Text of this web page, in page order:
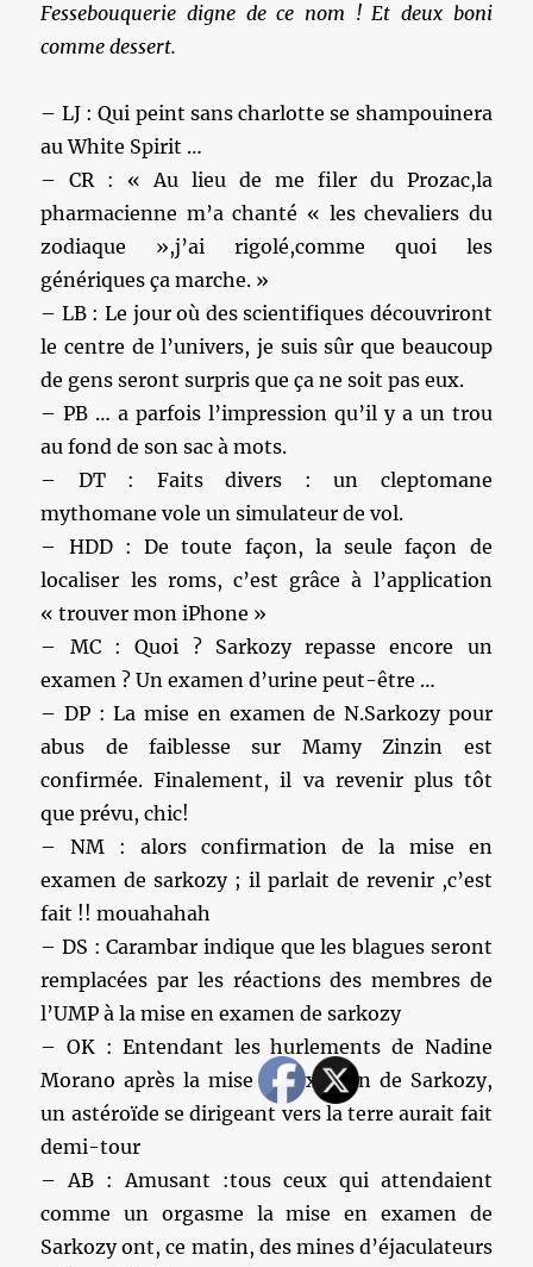
Fessebouquerie digne de ce nom ! Et deux boni
comme dessert.
– LJ : Qui peint sans charlotte se shampouinera
au White Spirit …
– CR : « Au lieu de me filer du Prozac,la
pharmacienne m’a chanté « les chevaliers du
zodiaque »,j’ai rigolé,comme quoi les
génériques ça marche. »
– LB : Le jour où des scientifiques découvriront
le centre de l’univers, je suis sûr que beaucoup
de gens seront surpris que ça ne soit pas eux.
– PB … a parfois l’impression qu’il y a un trou
au fond de son sac à mots.
– DT : Faits divers : un cleptomane
mythomane vole un simulateur de vol.
– HDD : De toute façon, la seule façon de
localiser les roms, c’est grâce à l’application
« trouver mon iPhone »
– MC : Quoi ? Sarkozy repasse encore un
examen ? Un examen d’urine peut-être …
– DP : La mise en examen de N.Sarkozy pour
abus de faiblesse sur Mamy Zinzin est
confirmée. Finalement, il va revenir plus tôt
que prévu, chic!
– NM : alors confirmation de la mise en
examen de sarkozy ; il parlait de revenir ,c’est
fait !! mouahahah
– DS : Carambar indique que les blagues seront
remplacées par les réactions des membres de
l’UMP à la mise en examen de sarkozy
– OK : Entendant les hurlements de Nadine
Morano après la mise en examen de Sarkozy,
un astéroïde se dirigeant vers la terre aurait fait
demi-tour
– AB : Amusant :tous ceux qui attendaient
comme un orgasme la mise en examen de
Sarkozy ont, ce matin, des mines d’éjaculateurs